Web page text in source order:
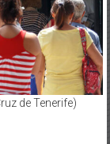
de Tenerife)